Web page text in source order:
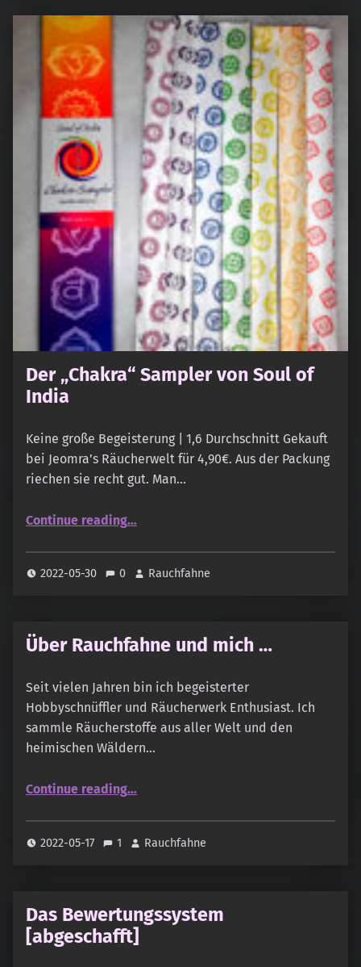
Der „Chakra“ Sampler von Soul of
India
Keine große Begeisterung | 1,6 Durchschnitt Gekauft
bei Jeomra’s Räucherwelt für 4,90€. Aus der Packung
riechen sie recht gut. Man…
Continue reading“Der „Chakra“ Sampler von Soul of India”
…
2022-05-30 0 Rauchfahne
Über Rauchfahne und mich …
Seit vielen Jahren bin ich begeisterter
Hobbyschnüffler und Räucherwerk Enthusiast. Ich
sammle Räucherstoffe aus aller Welt und den
heimischen Wäldern…
Continue reading“Über Rauchfahne und mich …”
…
2022-05-17 1 Rauchfahne
Das Bewertungssystem
[abgeschafft]